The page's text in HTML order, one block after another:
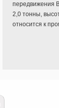
передвижения
2,0 тонны,
относится к